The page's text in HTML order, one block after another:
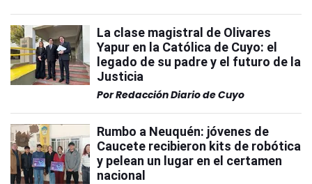
La clase magistral de Olivares
Yapur en la Católica de Cuyo: el
legado de su padre y el futuro de la
Justicia
PorRedacción Diario de Cuyo
Rumbo a Neuquén: jóvenes de
Caucete recibieron kits de robótica
y pelean un lugar en el certamen
nacional